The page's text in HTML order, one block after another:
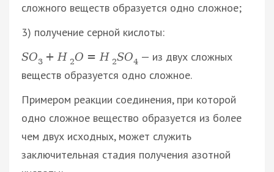
сложного веществ образуется одно сложное;
3) получение серной кислоты:
SO3 + H 2O = H 2SO4 — из двух сложных
веществ образуется одно сложное.
Примером реакции соединения, при которой
одно сложное вещество образуется из более
чем двух исходных, может служить
заключительная стадия получения азотной